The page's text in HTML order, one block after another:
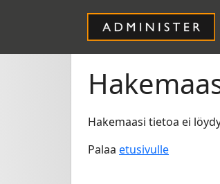
Hakemaasi tietoa ei
Palaa etusivulle